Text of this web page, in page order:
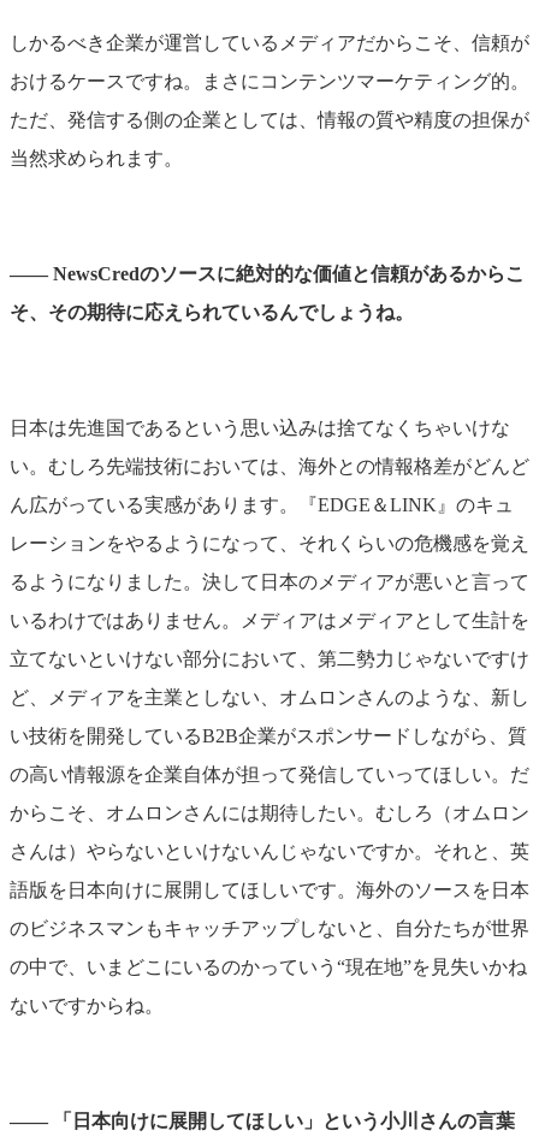
しかるべき企業が運営しているメディアだからこそ、信頼が
おけるケースですね。まさにコンテンツマーケティング的。
ただ、発信する側の企業としては、情報の質や精度の担保が
当然求められます。
―― NewsCredのソースに絶対的な価値と信頼があるからこ
そ、その期待に応えられているんでしょうね。
日本は先進国であるという思い込みは捨てなくちゃいけな
い。むしろ先端技術においては、海外との情報格差がどんど
ん広がっている実感があります。『EDGE＆LINK』のキュ
レーションをやるようになって、それくらいの危機感を覚え
るようになりました。決して日本のメディアが悪いと言って
いるわけではありません。メディアはメディアとして生計を
立てないといけない部分において、第二勢力じゃないですけ
ど、メディアを主業としない、オムロンさんのような、新し
い技術を開発しているB2B企業がスポンサードしながら、質
の高い情報源を企業自体が担って発信していってほしい。だ
からこそ、オムロンさんには期待したい。むしろ（オムロン
さんは）やらないといけないんじゃないですか。それと、英
語版を日本向けに展開してほしいです。海外のソースを日本
のビジネスマンもキャッチアップしないと、自分たちが世界
の中で、いまどこにいるのかっていう“現在地”を見失いかね
ないですからね。
―― 「日本向けに展開してほしい」という小川さんの言葉